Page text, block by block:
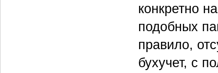
конкретно
подобных
правило,
бухучет, с